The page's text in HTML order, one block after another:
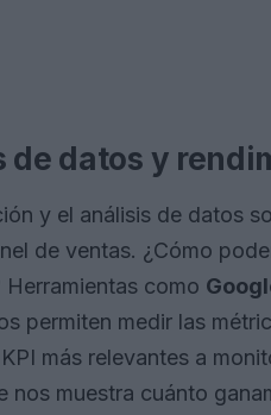
de datos y
y el análisis de datos
de ventas. ¿Cómo
Herramientas como
permiten medir las
más relevantes a
nos muestra cuánto